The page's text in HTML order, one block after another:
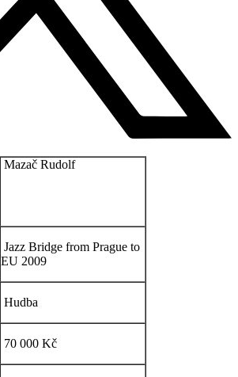
Mazač Rudolf
Jazz Bridge from Prague to
EU 2009
Hudba
70 000 Kč